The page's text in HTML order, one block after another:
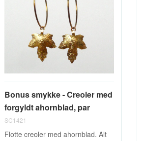
Bonus smykke - Creoler med
forgyldt ahornblad, par
SC1421
Flotte creoler med ahornblad. Alt